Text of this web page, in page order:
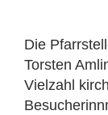
Die
Torsten
Vielzahl